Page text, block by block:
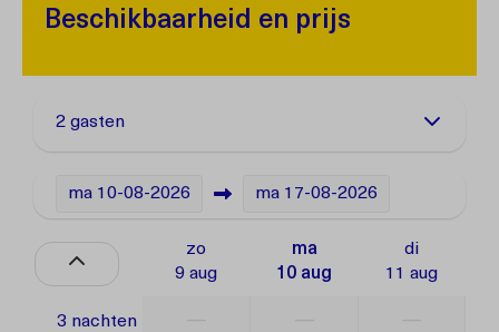
Beschikbaarheid en prijs
2 gasten
ma 10-08-2026 ma 17-08-2026
zo
9 aug
ma
10 aug
di
11 aug
3 nachten